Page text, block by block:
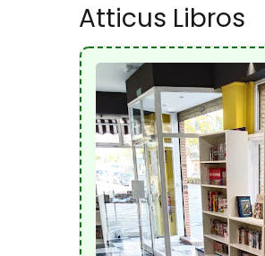
Atticus Libros